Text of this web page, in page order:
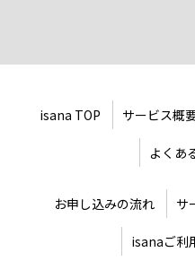
isana TOP サービス概
よくあ
お申し込みの流れ サ
isanaご利